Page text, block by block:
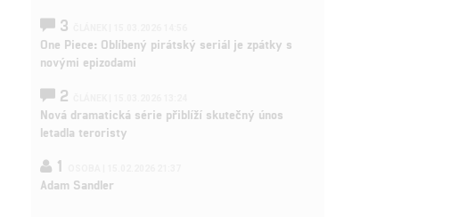
3
One Piece: Oblíbený pirátský seriál je zpátky s
novými epizodami
2
Nová dramatická série přiblíží skutečný únos
letadla teroristy
1
Adam Sandler